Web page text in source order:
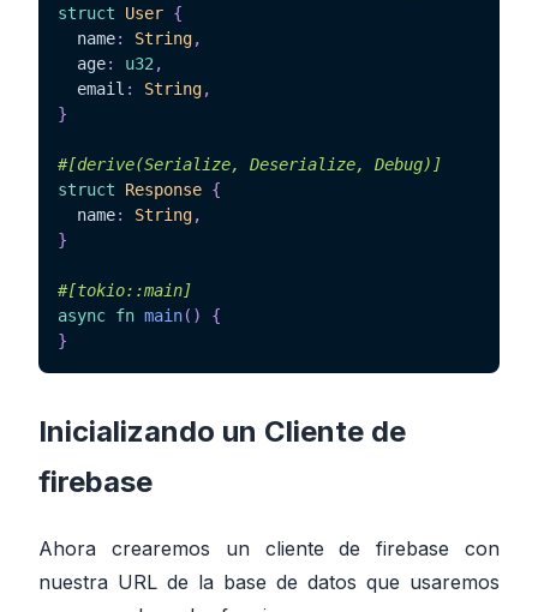
struct
User {
  name
: String,
  age
: u32 ,
  email
: String,
}
#[derive(Serialize, Deserialize, Debug)]
struct
Response {
  name
: String,
}
#[tokio::main]
async fn main( )
{
}
Inicializando un Cliente de
firebase
Ahora crearemos un cliente de firebase con
nuestra URL de la base de datos que usaremos